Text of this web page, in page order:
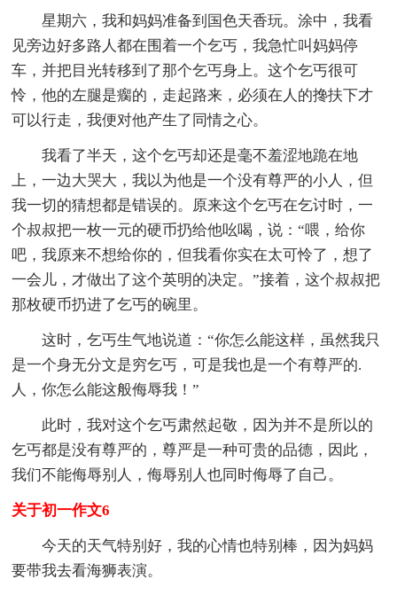
星期六，我和妈妈准备到国色天香玩。涂中，我看
见旁边好多路人都在围着一个乞丐，我急忙叫妈妈停
车，并把目光转移到了那个乞丐身上。这个乞丐很可
怜，他的左腿是瘸的，走起路来，必须在人的搀扶下才
可以行走，我便对他产生了同情之心。
我看了半天，这个乞丐却还是毫不羞涩地跪在地
上，一边大哭大，我以为他是一个没有尊严的小人，但
我一切的猜想都是错误的。原来这个乞丐在乞讨时，一
个叔叔把一枚一元的硬币扔给他吆喝，说：“喂，给你
吧，我原来不想给你的，但我看你实在太可怜了，想了
一会儿，才做出了这个英明的决定。”接着，这个叔叔把
那枚硬币扔进了乞丐的碗里。
这时，乞丐生气地说道：“你怎么能这样，虽然我只
是一个身无分文是穷乞丐，可是我也是一个有尊严的.
人，你怎么能这般侮辱我！”
此时，我对这个乞丐肃然起敬，因为并不是所以的
乞丐都是没有尊严的，尊严是一种可贵的品德，因此，
我们不能侮辱别人，侮辱别人也同时侮辱了自己。
关于初一作文6
今天的天气特别好，我的心情也特别棒，因为妈妈
要带我去看海狮表演。